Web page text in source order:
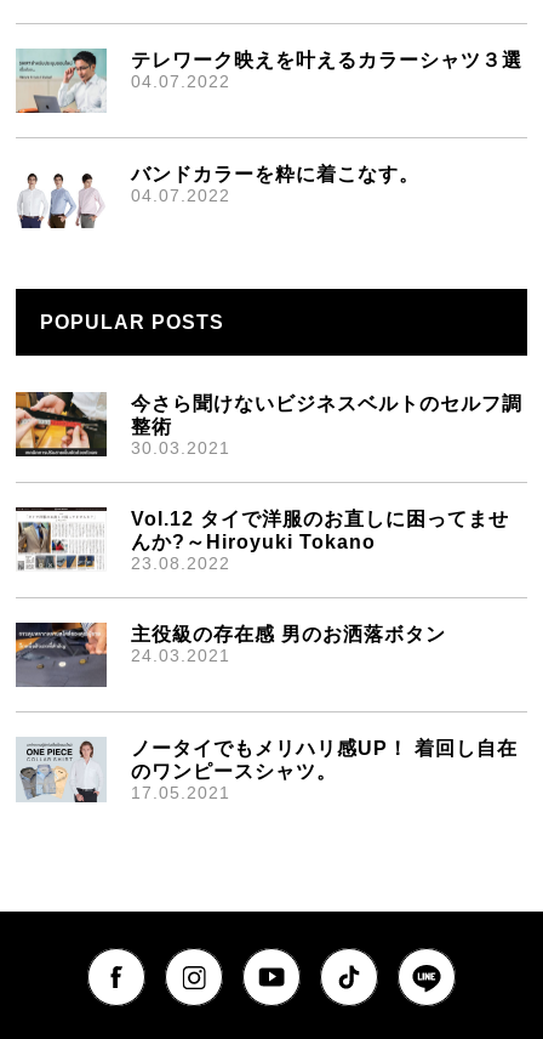
テレワーク映えを叶えるカラーシャツ３選
04.07.2022
バンドカラーを粋に着こなす。
04.07.2022
POPULAR POSTS
今さら聞けないビジネスベルトのセルフ調
整術
30.03.2021
Vol.12 タイで洋服のお直しに困ってませ
んか?～Hiroyuki Tokano
23.08.2022
主役級の存在感 男のお洒落ボタン
24.03.2021
ノータイでもメリハリ感UP！ 着回し自在
のワンピースシャツ。
17.05.2021